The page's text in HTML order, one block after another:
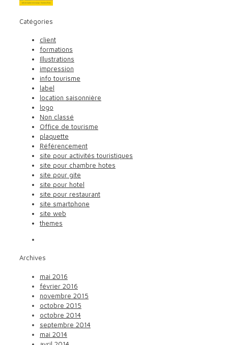
Catégories
client
formations
Illustrations
impression
info tourisme
label
location saisonnière
logo
Non classé
Office de tourisme
plaquette
Référencement
site pour activités touristiques
site pour chambre hotes
site pour gite
site pour hotel
site pour restaurant
site smartphone
site web
themes
Archives
mai 2016
février 2016
novembre 2015
octobre 2015
octobre 2014
septembre 2014
mai 2014